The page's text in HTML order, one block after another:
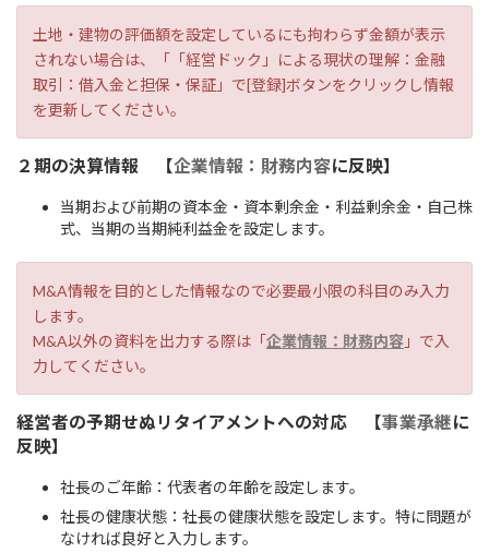
土地・建物の評価額を設定しているにも拘わらず金額が表示
されない場合は、「「経営ドック」による現状の理解：金融
取引：借入金と担保・保証」で[登録]ボタンをクリックし情報
を更新してください。
２期の決算情報 【企業情報：財務内容に反映】
当期および前期の資本金・資本剰余金・利益剰余金・自己株
式、当期の当期純利益金を設定します。
M&A情報を目的とした情報なので必要最小限の科目のみ入力
します。
M&A以外の資料を出力する際は「企業情報：財務内容 」で入
力してください。
経営者の予期せぬリタイアメントへの対応 【事業承継に
反映】
社長のご年齢：代表者の年齢を設定します。
社長の健康状態：社長の健康状態を設定します。特に問題が
なければ良好と入力します。